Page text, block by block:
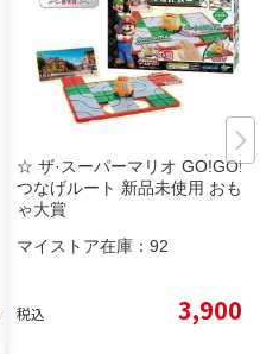
☆ ザ·スーパーマリオ GO!GO!
つなげルート 新品未使用 おもち
ゃ大賞
マイストア在庫： 92
税込 3,900